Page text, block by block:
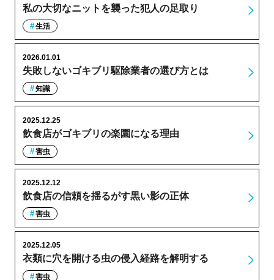
私の大切なニットを襲った犯人の足取り
生活
失敗しないゴキブリ駆除業者の選び方とは
2026.01.01
知識
飲食店がゴキブリの楽園になる理由
2025.12.25
害虫
飲食店の信頼を揺るがす黒い影の正体
2025.12.12
害虫
衣類に穴を開ける虫の侵入経路を解明する
2025.12.05
害虫